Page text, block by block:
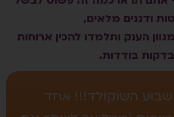
ודגנים מלאים,
הענק ותלמדו להכין ארוחות
בדקות בודדות.
השוקולד!!! אחד